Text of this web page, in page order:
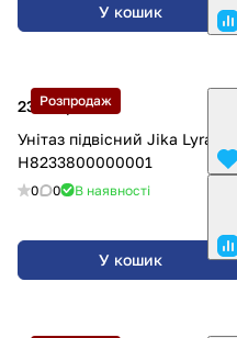
У кошик
Розпродаж
2340 грн.
Унітаз підвісний Jika Lyra
H8233800000001
0 0 В наявності
У кошик